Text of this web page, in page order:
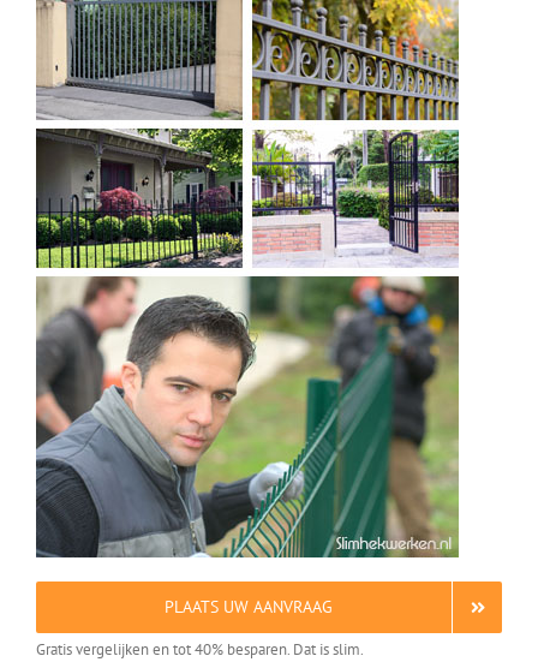
PLAATS UW AANVRAAG
Gratis vergelijken en tot 40% besparen. Dat is slim.